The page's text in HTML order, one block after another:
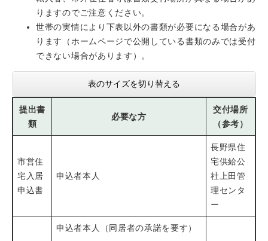
りますのでご注意ください。
世帯の実情により下表以外の書類が必要になる場合があ
ります（ホームページで公開している書類のみでは受付
できない場合があります）。
表のサイズを切り替える
提出書
類
必要な方
交付場所
（参考）
市営住
宅入居
申込書
申込者本人
長野県住
宅供給公
社上田管
理センタ
ー
申込者本人（同居者の承諾を要す）